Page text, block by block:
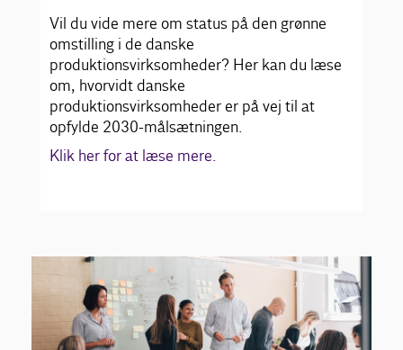
Vil du vide mere om status på den grønne
omstilling i de danske
produktionsvirksomheder? Her kan du læse
om, hvorvidt danske
produktionsvirksomheder er på vej til at
opfylde 2030-målsætningen.
Klik her for at læse mere.